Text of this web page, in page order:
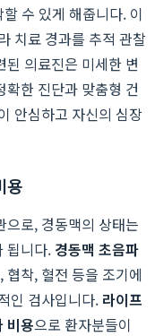
수 있게 해줍니다. 이
치료 경과를 추적 관찰
된 의료진은 미세한 변
한 진단과 맞춤형 건
안심하고 자신의 심장
용
으로, 경동맥의 상태는
됩니다. 경동맥 초음파
착, 혈전 등을 조기에
인 검사입니다. 라이프
비용으로 환자분들이